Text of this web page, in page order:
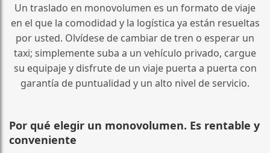
Un traslado en monovolumen es un formato de viaje
en el que la comodidad y la logística ya están resueltas
por usted. Olvídese de cambiar de tren o esperar un
taxi; simplemente suba a un vehículo privado, cargue
su equipaje y disfrute de un viaje puerta a puerta con
garantía de puntualidad y un alto nivel de servicio.
Por qué elegir un monovolumen. Es rentable y
conveniente